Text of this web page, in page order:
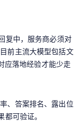
复中，服务商必须对
前主流大模型包括文
应落地经验才能少走
、答案排名、露出位
可验证。